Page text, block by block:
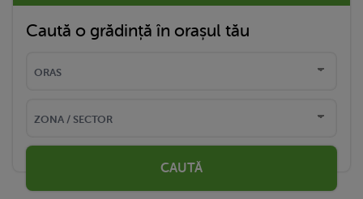
Caută o grădință în orașul tău
CAUTĂ